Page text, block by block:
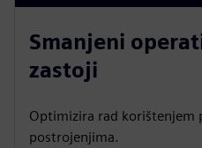
Smanjeni
zastoji
Optimizira rad korištenjem
postrojenjima.